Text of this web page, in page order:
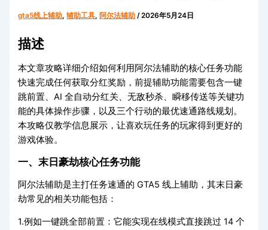
gta5线上辅助,辅助工具, 阿尔法辅助 /2026年5月24日
描述
本文章攻略详细介绍如何利用阿尔法辅助的核心任务功能
快速完成任何获取分红奖励，前提辅助功能需要包含一键
跳前置、AI 全自动分红关、无敌秒杀、瞬移传送等关键功
能的具体操作步骤，以及三个行动的最优速通路线规划。
本攻略仅教学信息展示，让喜欢玩任务的玩家得到更好的
游戏体验。
一、末日豪劫核心任务功能
阿尔法辅助是主打任务速通的 GTA5 线上辅助，其末日豪
劫常见的相关功能包括：
1.例如一键跳全部前置：它能实现在线模式直接跳过 14 个